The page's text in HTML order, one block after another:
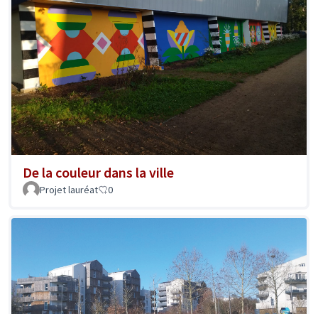
De la couleur dans la ville
Projet lauréat 0